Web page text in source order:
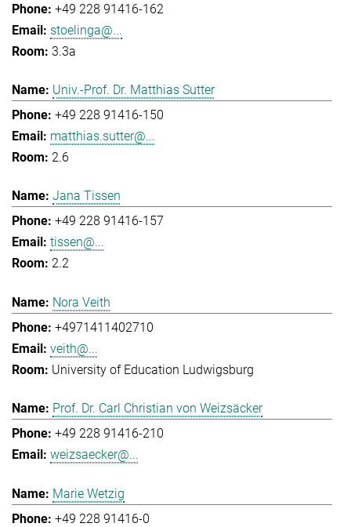
+49 228 91416-162
stoelinga@...
3.3a
Univ.-Prof. Dr. Matthias Sutter
+49 228 91416-150
matthias.sutter@...
2.6
Jana Tissen
+49 228 91416-157
tissen@...
2.2
Nora Veith
+4971411402710
veith@...
University of Education Ludwigsburg
Prof. Dr. Carl Christian von Weizsäcker
+49 228 91416-210
weizsaecker@...
Marie Wetzig
+49 228 91416-0